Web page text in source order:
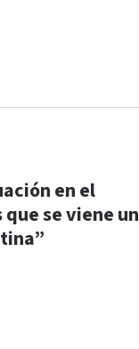
en el
se viene un